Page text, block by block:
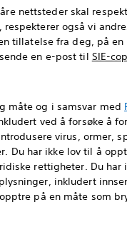
nettsteder skal
også vi
tillatelse fra deg, på
en e-post til SIE-
måte og i samsvar med
ved å forsøke å
virus, ormer,
Du har ikke lov til å
rettigheter. Du
inkludert
på en måte som